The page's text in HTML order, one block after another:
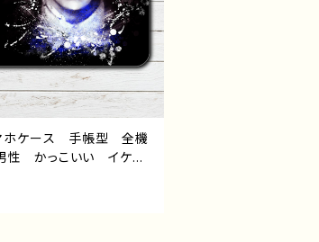
ホケース 手帳型 全機
かっこいい イケメ
ック 病み メンヘ
高校生 男子 iPhon